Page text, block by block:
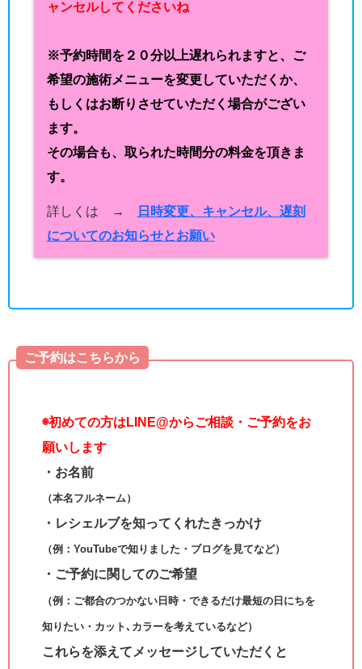
ャンセルしてくださいね
※予約時間を２０分以上遅れられますと、ご
希望の施術メニューを変更していただくか、
もしくはお断りさせていただく場合がござい
ます。
その場合も、取られた時間分の料金を頂きま
す。
詳しくは →
日時変更、キャンセル、遅刻
についてのお知らせとお願い
ご予約はこちらから
◉初めての方はLINE@からご相談・ご予約をお
願いします
・お名前
（本名フルネーム）
・レシェルブを知ってくれたきっかけ
（例：YouTubeで知りました・ブログを見てなど）
・ご予約に関してのご希望
（例：ご都合のつかない日時・できるだけ最短の日にちを
知りたい・カット､カラーを考えているなど）
これらを添えてメッセージしていただくと